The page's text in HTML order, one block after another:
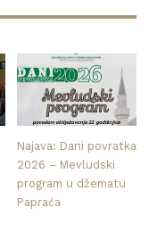
Najava: Dani povratka
2026 – Mevludski
program u džematu
Papraća